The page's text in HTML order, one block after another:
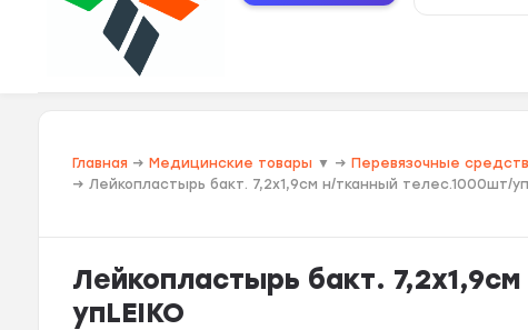
Главная → Медицинские товары ▼ → Перевязочные
→ Лейкопластырь бакт. 7,2х1,9см н/тканный телес.1000шт/
Лейкопластырь бакт.
упLEIKO